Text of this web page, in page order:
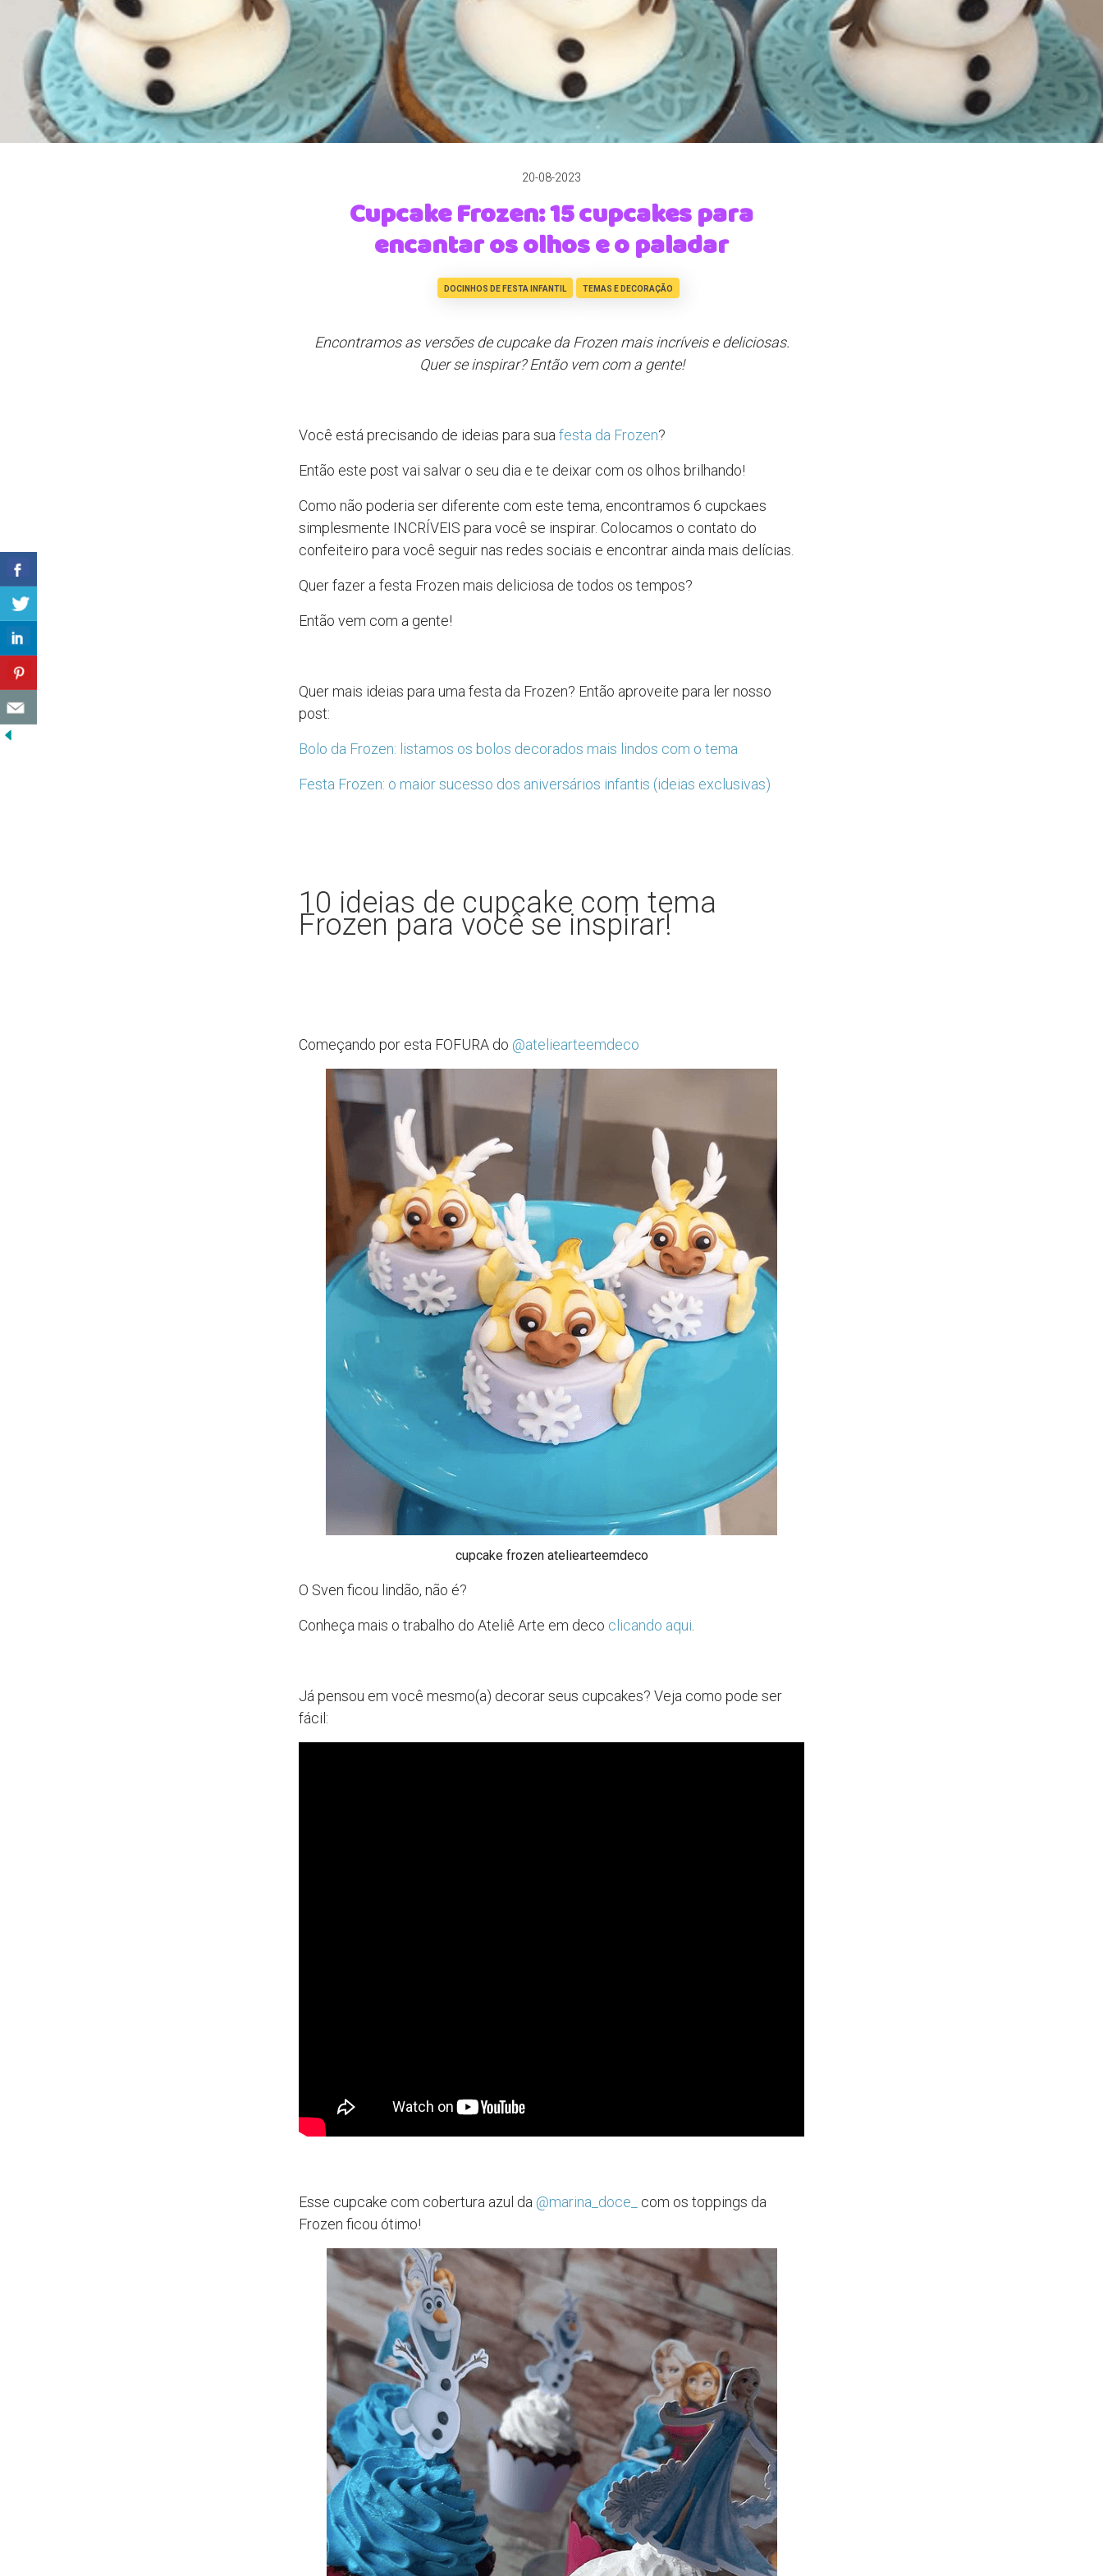
20-08-2023
Cupcake Frozen: 15 cupcakes para
encantar os olhos e o paladar
DOCINHOS DE FESTA INFANTIL TEMAS E DECORAÇÃO
Encontramos as versões de cupcake da Frozen mais incríveis e deliciosas.
Quer se inspirar? Então vem com a gente!
Você está precisando de ideias para sua festa da Frozen?
Então este post vai salvar o seu dia e te deixar com os olhos brilhando!
Como não poderia ser diferente com este tema, encontramos 6 cupckaes
simplesmente INCRÍVEIS para você se inspirar. Colocamos o contato do
confeiteiro para você seguir nas redes sociais e encontrar ainda mais delícias.
Quer fazer a festa Frozen mais deliciosa de todos os tempos?
Então vem com a gente!
Quer mais ideias para uma festa da Frozen? Então aproveite para ler nosso
post:
Bolo da Frozen: listamos os bolos decorados mais lindos com o tema
Festa Frozen: o maior sucesso dos aniversários infantis (ideias exclusivas)
10 ideias de cupcake com tema
Frozen para você se inspirar!
Começando por esta FOFURA do @ateliearteemdeco
cupcake frozen ateliearteemdeco
O Sven ficou lindão, não é?
Conheça mais o trabalho do Ateliê Arte em deco clicando aqui
Já pensou em você mesmo(a) decorar seus cupcakes? Veja como pode ser
fácil:
Esse cupcake com cobertura azul da @marina_doce_
com os toppings da
Frozen ficou ótimo!